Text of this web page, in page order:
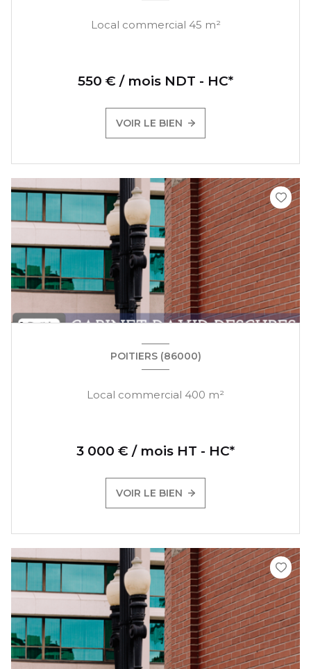
Local commercial 45 m²
550 € / mois NDT - HC*
VOIR LE BIEN
POITIERS (86000)
Local commercial 400 m²
3 000 € / mois HT - HC*
VOIR LE BIEN